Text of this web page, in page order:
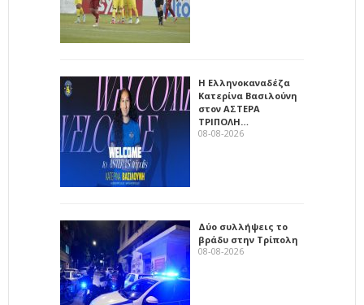
Η Ελληνοκαναδέζα
Κατερίνα Βασιλούνη
στον ΑΣΤΕΡΑ
ΤΡΙΠΟΛΗ…
08-08-2026
Δύο συλλήψεις το
βράδυ στην Τρίπολη
08-08-2026